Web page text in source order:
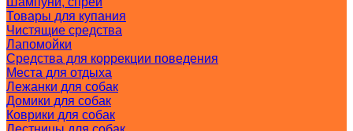
Товары для купания
Чистящие средства
Лапомойки
Средства для коррекции поведения
Места для отдыха
Лежанки для собак
Домики для собак
Коврики для собак